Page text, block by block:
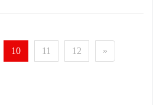
10 11 12 »